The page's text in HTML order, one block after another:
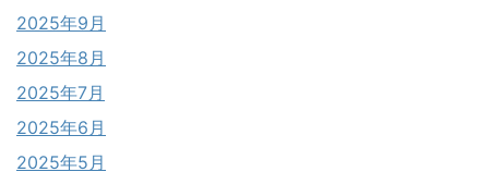
2025年9月
2025年8月
2025年7月
2025年6月
2025年5月